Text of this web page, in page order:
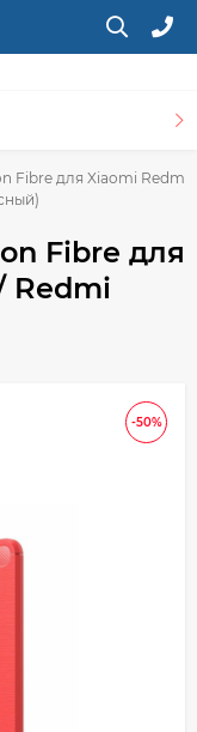
Fibre для Xiaomi Redmi
Fibre для
Redmi
-50%